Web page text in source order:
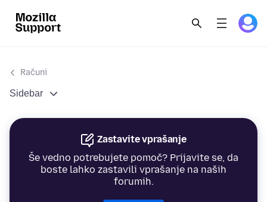
Računi
Sidebar
Zastavite vprašanje
Še vedno potrebujete pomoč? Prijavite se, da
boste lahko zastavili vprašanje na naših
forumih.